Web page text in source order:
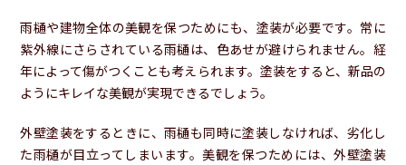
雨樋や建物全体の美観を保つためにも、塗装が必要です。常に
紫外線にさらされている雨樋は、色あせが避けられません。経
年によって傷がつくことも考えられます。塗装をすると、新品の
ようにキレイな美観が実現できるでしょう。
外壁塗装をするときに、雨樋も同時に塗装しなければ、劣化し
た雨樋が目立ってしまいます。美観を保つためには、外壁塗装